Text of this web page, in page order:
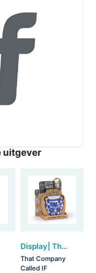
uitgever
Display| The Cardboard Vase Sleeve (36 stuks)
That Company
Called IF